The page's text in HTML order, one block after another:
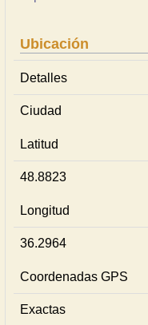
Ubicación
Detalles
Ciudad
Latitud
48.8823
Longitud
36.2964
Coordenadas GPS
Exactas